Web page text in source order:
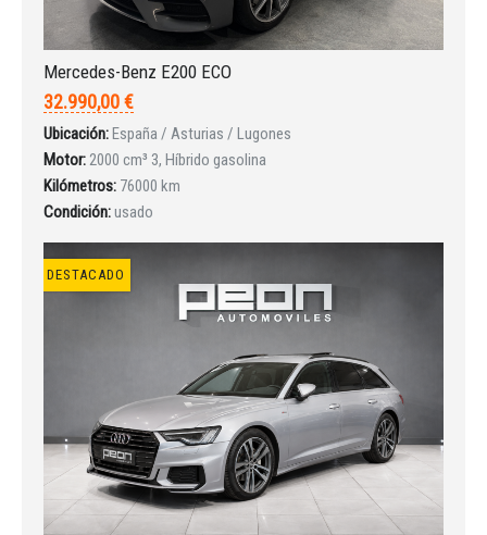
Mercedes-Benz E200 ECO
32.990,00 €
Ubicación:España / Asturias / Lugones
Motor:2000 cm³ 3, Híbrido gasolina
Kilómetros: 76000 km
Condición:usado
DESTACADO